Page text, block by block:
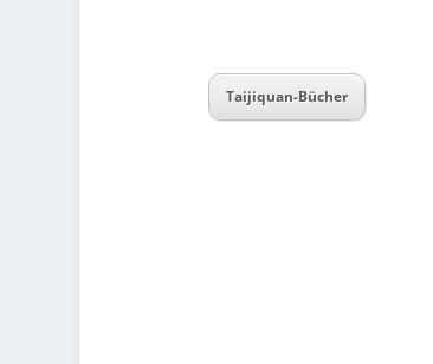
Taijiquan-Bücher